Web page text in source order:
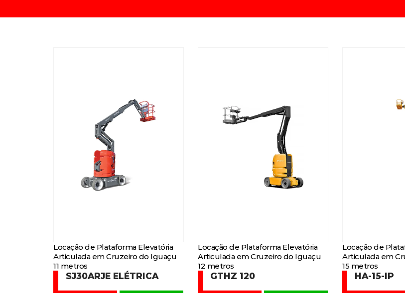
Locação de Plataforma Elevatória
Articulada em Cruzeiro do Iguaçu
11 metros
SJ30ARJE ELÉTRICA
Locação de Plataforma Elevatória
Articulada em Cruzeiro do Iguaçu
12 metros
GTHZ 120
Locação de
Articulada em
15 metros
HA-15-IP